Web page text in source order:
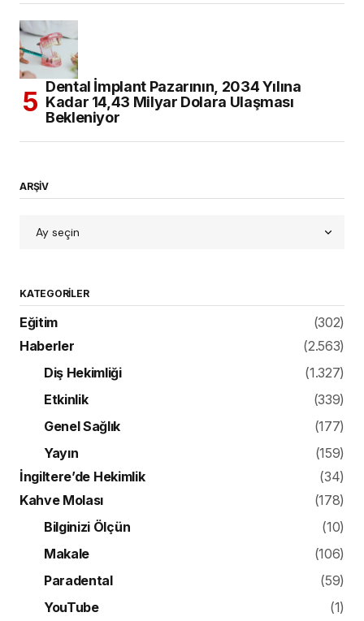
Dental İmplant Pazarının, 2034 Yılına
Kadar 14,43 Milyar Dolara Ulaşması
Bekleniyor
ARŞİV
KATEGORILER
Eğitim
(302)
Haberler
(2.563)
Diş Hekimliği
(1.327)
Etkinlik
(339)
Genel Sağlık
(177)
Yayın
(159)
İngiltere’de Hekimlik
(34)
Kahve Molası
(178)
Bilginizi Ölçün
(10)
Makale
(106)
Paradental
(59)
YouTube
(1)